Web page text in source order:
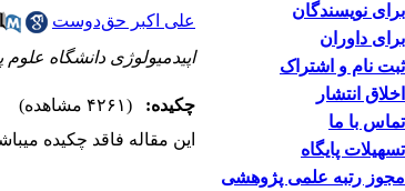
برای نویسندگان
برای داوران
ثبت نام و اشتراک
اخلاق انتشار
تماس با ما
تسهیلات پایگاه
مجوز رتبه علمی پژوهشی
علی اکبر حق‌دوست
اپیدمیولوژی دانشگاه
چکیده:
(۴۲۶۱ مشاهده)
این مقاله فاقد چکیده